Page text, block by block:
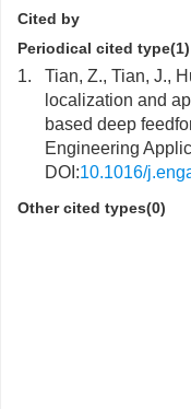
Cited by
Periodical cited type(1)
1.
Tian, Z., Tian, J.,
localization and
based deep
Engineering
DOI:10.1016/
Other cited types(0)